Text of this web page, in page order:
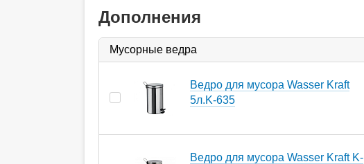
Дополнения
Мусорные ведра
Ведро для мусора Wasser Kraft
5л.K-635
Ведро для мусора Wasser Kraft K-